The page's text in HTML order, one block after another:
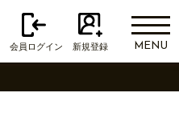
会員ログイン 新規登録 MENU